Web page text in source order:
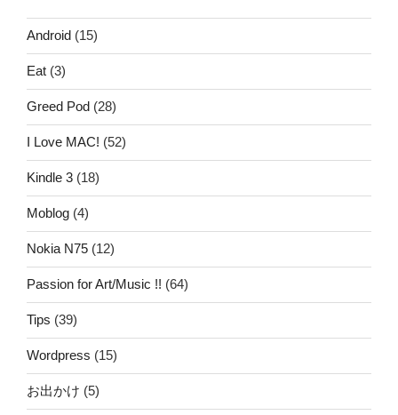
Android (15)
Eat (3)
Greed Pod (28)
I Love MAC! (52)
Kindle 3 (18)
Moblog (4)
Nokia N75 (12)
Passion for Art/Music !! (64)
Tips (39)
Wordpress (15)
お出かけ (5)